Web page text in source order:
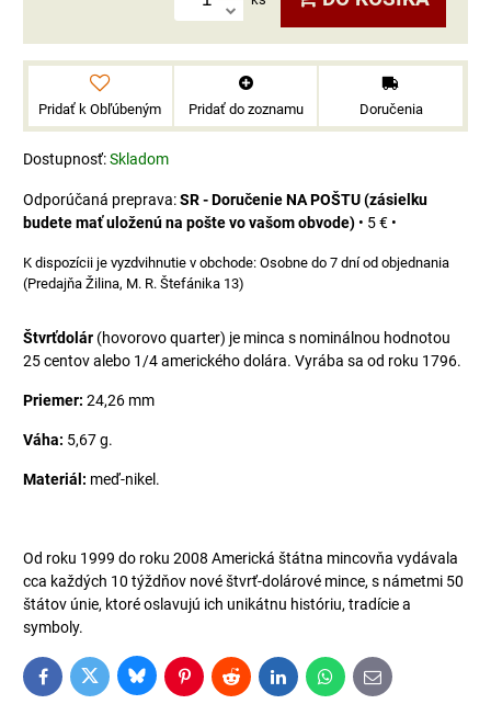
Pridať k Obľúbeným Pridať do zoznamu Doručenia
Dostupnosť:Skladom
SR - Doručenie NA POŠTU (zásielku
budete mať uloženú na pošte vo vašom obvode) • 5 € •
Osobne do 7 dní od objednania
(Predajňa Žilina, M. R. Štefánika 13)
Štvrťdolár (hovorovo quarter) je minca s nominálnou hodnotou
25 centov alebo 1/4 amerického dolára. Vyrába sa od roku 1796.
Priemer: 24,26 mm
Váha: 5,67 g.
Materiál: meď-nikel.
Od roku 1999 do roku 2008 Americká štátna mincovňa vydávala
cca každých 10 týždňov nové štvrť-dolárové mince, s námetmi 50
štátov únie, ktoré oslavujú ich unikátnu históriu, tradície a
symboly.
FacebookTwitter BlueskyPinterestReddit LinkedInWhatsApp
E-
mail